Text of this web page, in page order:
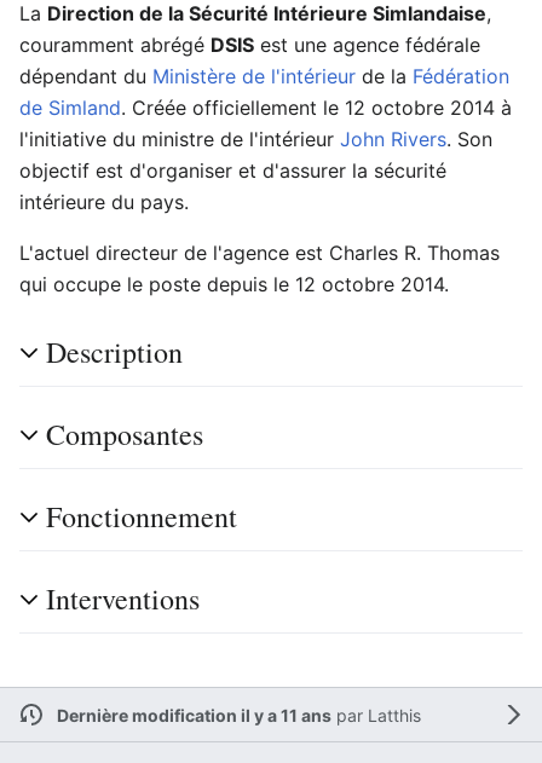
La Direction de la Sécurité Intérieure Simlandaise,
couramment abrégé DSIS est une agence fédérale
dépendant du Ministère de l'intérieur de la Fédération
de Simland. Créée officiellement le 12 octobre 2014 à
l'initiative du ministre de l'intérieur John Rivers. Son
objectif est d'organiser et d'assurer la sécurité
intérieure du pays.
L'actuel directeur de l'agence est Charles R. Thomas
qui occupe le poste depuis le 12 octobre 2014.
Description
Composantes
Fonctionnement
Interventions
Dernière modification il y a 11 anspar Latthis